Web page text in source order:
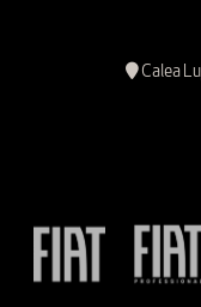
Calea